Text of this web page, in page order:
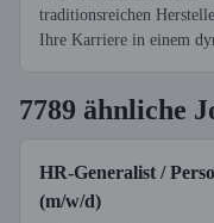
traditionsreichen
Ihre Karriere in einem
7789 ähnliche
HR-Generalist /
(m/w/d)